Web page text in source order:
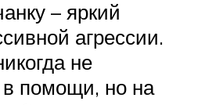
– яркий
агрессии.
не
в помощи, но на